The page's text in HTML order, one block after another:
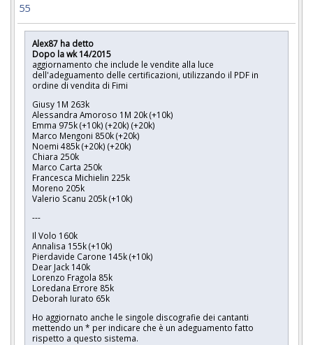
55
Alex87 ha detto
Dopo la wk 14/2015
aggiornamento che include le vendite alla luce
dell'adeguamento delle certificazioni, utilizzando il PDF in
ordine di vendita di Fimi
Giusy 1M 263k
Alessandra Amoroso 1M 20k (+10k)
Emma 975k (+10k) (+20k) (+20k)
Marco Mengoni 850k (+20k)
Noemi 485k (+20k) (+20k)
Chiara 250k
Marco Carta 250k
Francesca Michielin 225k
Moreno 205k
Valerio Scanu 205k (+10k)
---
Il Volo 160k
Annalisa 155k (+10k)
Pierdavide Carone 145k (+10k)
Dear Jack 140k
Lorenzo Fragola 85k
Loredana Errore 85k
Deborah Iurato 65k
Ho aggiornato anche le singole discografie dei cantanti
mettendo un * per indicare che è un adeguamento fatto
rispetto a questo sistema.